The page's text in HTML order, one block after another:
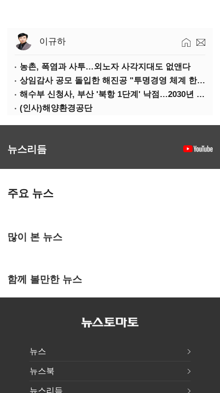
이규하
농촌, 폭염과 사투…외노자 사각지대도 없앤다
상임감사 공모 돌입한 해진공 "투명경영 체계 한층 강화"
해수부 신청사, 부산 '북항 1단계' 낙점…2030년 완공 목표
(인사)해양환경공단
뉴스리듬
주요 뉴스
많이 본 뉴스
함께 볼만한 뉴스
뉴스
뉴스북
뉴스리듬